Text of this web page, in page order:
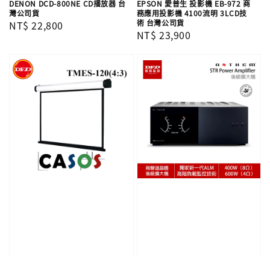
DENON DCD-800NE CD播放器 台
灣公司貨
Regular
NT$ 22,800
EPSON 愛普生 投影機 EB-972 商
務應用投影機 4100流明 3LCD技
術 台灣公司貨
Regular
NT$ 23,900